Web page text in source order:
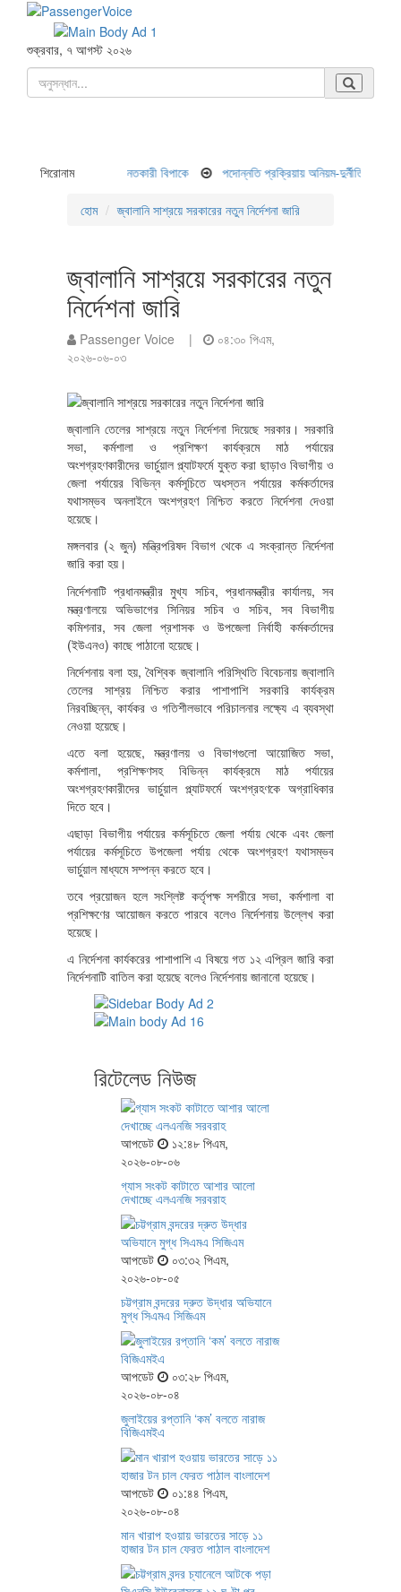
শুক্রবার, ৭ আগস্ট ২০২৬
শিরোনাম
২ কোটি আমানতকারী বিপাকে পদোন্নতি প্রক্রিয়ায় অনিয়ম-দুর্নীতি,বিমানের সব
হোম জ্বালানি সাশ্রয়ে সরকারের নতুন নির্দেশনা জারি
জ্বালানি সাশ্রয়ে সরকারের নতুন
নির্দেশনা জারি
Passenger Voice |
০৪:৩০ পিএম,
২০২৬-০৬-০৩
জ্বালানি তেলের সাশ্রয়ে নতুন নির্দেশনা দিয়েছে সরকার। সরকারি
সভা, কর্মশালা ও প্রশিক্ষণ কার্যক্রমে মাঠ পর্যায়ের
অংশগ্রহণকারীদের ভার্চুয়াল প্ল্যাটফর্মে যুক্ত করা ছাড়াও বিভাগীয় ও
জেলা পর্যায়ের বিভিন্ন কর্মসূচিতে অধস্তন পর্যায়ের কর্মকর্তাদের
যথাসম্ভব অনলাইনে অংশগ্রহণ নিশ্চিত করতে নির্দেশনা দেওয়া
হয়েছে।
মঙ্গলবার (২ জুন) মন্ত্রিপরিষদ বিভাগ থেকে এ সংক্রান্ত নির্দেশনা
জারি করা হয়।
নির্দেশনাটি প্রধানমন্ত্রীর মুখ্য সচিব, প্রধানমন্ত্রীর কার্যালয়, সব
মন্ত্রণালয়ে অভিভাগের সিনিয়র সচিব ও সচিব, সব বিভাগীয়
কমিশনার, সব জেলা প্রশাসক ও উপজেলা নির্বাহী কর্মকর্তাদের
(ইউএনও) কাছে পাঠানো হয়েছে।
নির্দেশনায় বলা হয়, বৈশ্বিক জ্বালানি পরিস্থিতি বিবেচনায় জ্বালানি
তেলের সাশ্রয় নিশ্চিত করার পাশাপাশি সরকারি কার্যক্রম
নিরবচ্ছিন্ন, কার্যকর ও গতিশীলভাবে পরিচালনার লক্ষ্যে এ ব্যবস্থা
নেওয়া হয়েছে।
এতে বলা হয়েছে, মন্ত্রণালয় ও বিভাগগুলো আয়োজিত সভা,
কর্মশালা, প্রশিক্ষণসহ বিভিন্ন কার্যক্রমে মাঠ পর্যায়ের
অংশগ্রহণকারীদের ভার্চুয়াল প্ল্যাটফর্মে অংশগ্রহণকে অগ্রাধিকার
দিতে হবে।
এছাড়া বিভাগীয় পর্যায়ের কর্মসূচিতে জেলা পর্যায় থেকে এবং জেলা
পর্যায়ের কর্মসূচিতে উপজেলা পর্যায় থেকে অংশগ্রহণ যথাসম্ভব
ভার্চুয়াল মাধ্যমে সম্পন্ন করতে হবে।
তবে প্রয়োজন হলে সংশ্লিষ্ট কর্তৃপক্ষ সশরীরে সভা, কর্মশালা বা
প্রশিক্ষণের আয়োজন করতে পারবে বলেও নির্দেশনায় উল্লেখ করা
হয়েছে।
এ নির্দেশনা কার্যকরের পাশাপাশি এ বিষয়ে গত ১২ এপ্রিল জারি করা
নির্দেশনাটি বাতিল করা হয়েছে বলেও নির্দেশনায় জানানো হয়েছে।
রিটেলেড নিউজ
আপডেট
১২:৪৮ পিএম,
২০২৬-০৮-০৬
গ্যাস সংকট কাটাতে আশার আলো
দেখাচ্ছে এলএনজি সরবরাহ
আপডেট
০৩:৩২ পিএম,
২০২৬-০৮-০৫
চট্টগ্রাম বন্দরের দ্রুত উদ্ধার অভিযানে
মুগ্ধ সিএমএ সিজিএম
আপডেট
০৩:২৮ পিএম,
২০২৬-০৮-০৪
জুলাইয়ের রপ্তানি ‘কম’ বলতে নারাজ
বিজিএমইএ
আপডেট
০১:৪৪ পিএম,
২০২৬-০৮-০৪
মান খারাপ হওয়ায় ভারতের সাড়ে ১১
হাজার টন চাল ফেরত পাঠাল বাংলাদেশ